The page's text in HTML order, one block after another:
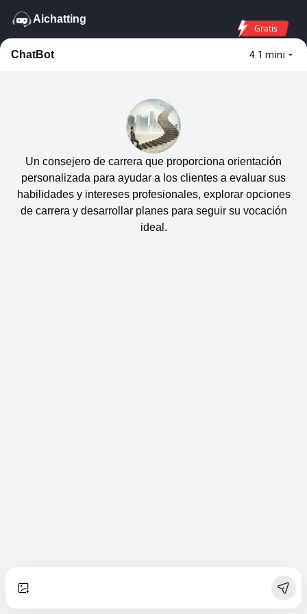
Aichatting
Gratis
ChatBot 4.1 mini
Un consejero de carrera que proporciona orientación
personalizada para ayudar a los clientes a evaluar sus
habilidades y intereses profesionales, explorar opciones
de carrera y desarrollar planes para seguir su vocación
ideal.